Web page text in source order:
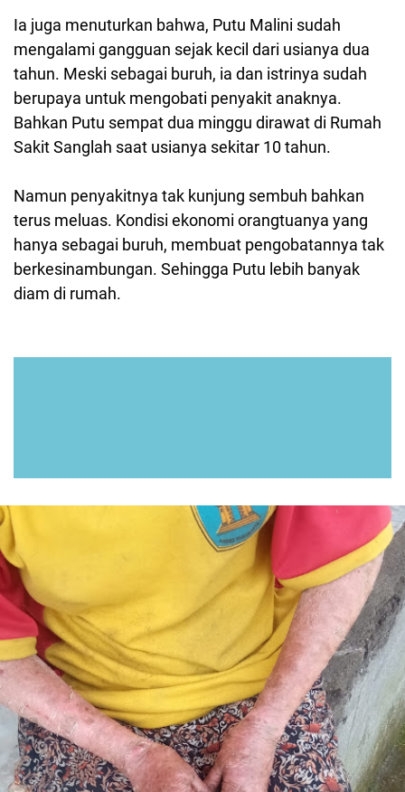
Ia juga menuturkan bahwa, Putu Malini sudah
mengalami gangguan sejak kecil dari usianya dua
tahun. Meski sebagai buruh, ia dan istrinya sudah
berupaya untuk mengobati penyakit anaknya.
Bahkan Putu sempat dua minggu dirawat di Rumah
Sakit Sanglah saat usianya sekitar 10 tahun.
Namun penyakitnya tak kunjung sembuh bahkan
terus meluas. Kondisi ekonomi orangtuanya yang
hanya sebagai buruh, membuat pengobatannya tak
berkesinambungan. Sehingga Putu lebih banyak
diam di rumah.